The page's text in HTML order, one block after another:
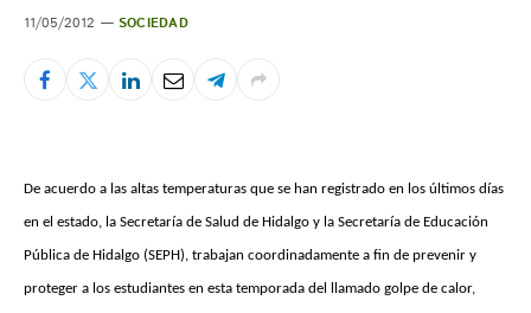
11/05/2012 SOCIEDAD
De acuerdo a las altas temperaturas que se han registrado en los últimos días
en el estado, la Secretaría de Salud de Hidalgo y la Secretaría de Educación
Pública de Hidalgo (SEPH), trabajan coordinadamente a fin de prevenir y
proteger a los estudiantes en esta temporada del llamado golpe de calor,